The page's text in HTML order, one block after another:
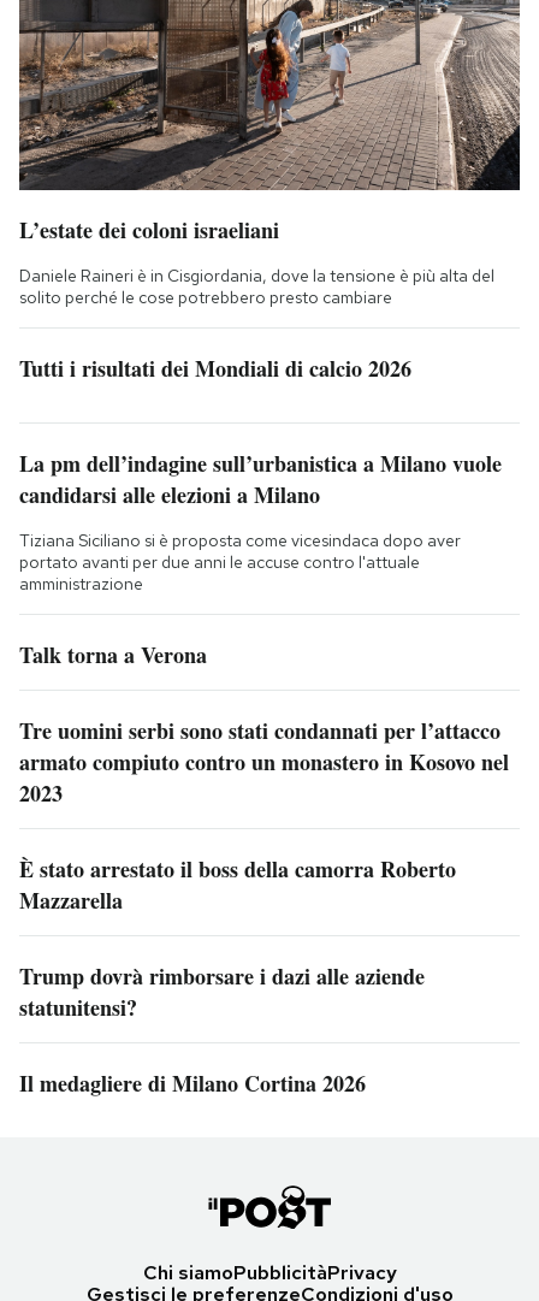
L’estate dei coloni israeliani
Daniele Raineri è in Cisgiordania, dove la tensione è più alta del
solito perché le cose potrebbero presto cambiare
Tutti i risultati dei Mondiali di calcio 2026
La pm dell’indagine sull’urbanistica a Milano vuole
candidarsi alle elezioni a Milano
Tiziana Siciliano si è proposta come vicesindaca dopo aver
portato avanti per due anni le accuse contro l'attuale
amministrazione
Talk torna a Verona
Tre uomini serbi sono stati condannati per l’attacco
armato compiuto contro un monastero in Kosovo nel
2023
È stato arrestato il boss della camorra Roberto
Mazzarella
Trump dovrà rimborsare i dazi alle aziende
statunitensi?
Il medagliere di Milano Cortina 2026
Chi siamoPubblicitàPrivacy
Gestisci le preferenzeCondizioni d'uso